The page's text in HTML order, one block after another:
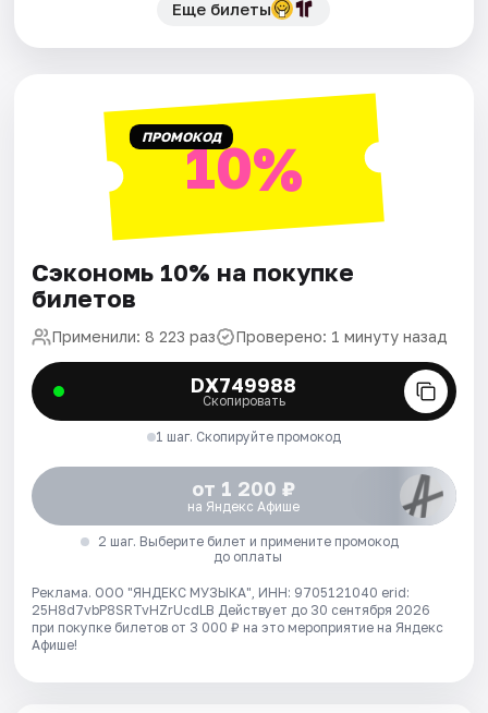
Еще билеты
ПРОМОКОД10%
Сэкономь 10% на покупке
билетов
Применили: 8 223 раз Проверено: 1 минуту назад
DX749988
Скопировать
1 шаг. Скопируйте промокод
от 1 200 ₽
на Яндекс Афише
2 шаг. Выберите билет и примените промокод
до оплаты
Реклама. ООО "ЯНДЕКС МУЗЫКА", ИНН: 9705121040 erid:
25H8d7vbP8SRTvHZrUcdLB Действует до 30 сентября 2026
при покупке билетов от 3 000 ₽ на это мероприятие на Яндекс
Афише!